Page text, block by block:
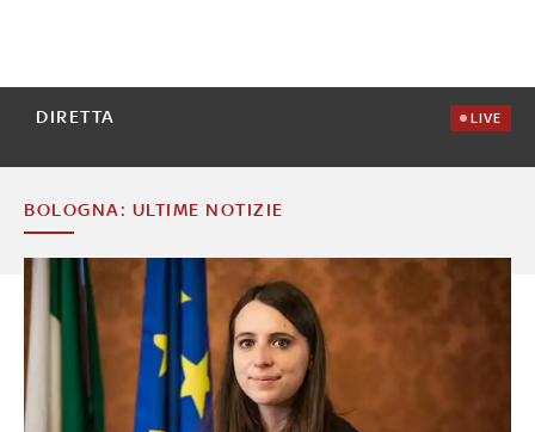
DIRETTA LIVE
BOLOGNA: ULTIME NOTIZIE